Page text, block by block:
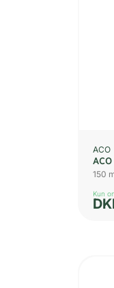
ACO
150
Kun